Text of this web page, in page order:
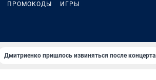
ПРОМОКОДЫ ИГРЫ
Дмитриенко пришлось извиняться после концертa